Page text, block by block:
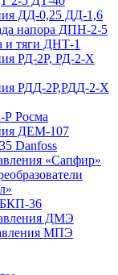
ДД-0,25 ДД-1,6
напора ДПН-2-5
и тяги ДНТ-1
РД-2Р, РД-2-Х
РДД-2Р,РДД-2-Х
Р Росма
ДЕМ-107
Danfoss
«Сапфир»
36
ДМЭ
МПЭ